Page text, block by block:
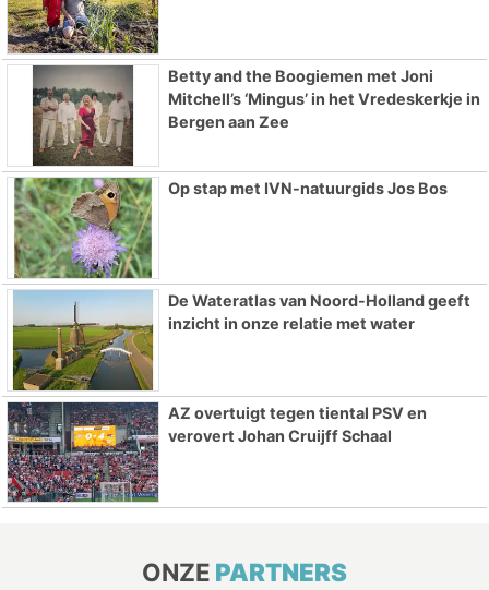
Betty and the Boogiemen met Joni
Mitchell’s ‘Mingus’ in het Vredeskerkje in
Bergen aan Zee
Op stap met IVN-natuurgids Jos Bos
De Wateratlas van Noord-Holland geeft
inzicht in onze relatie met water
AZ overtuigt tegen tiental PSV en
verovert Johan Cruijff Schaal
ONZE PARTNERS